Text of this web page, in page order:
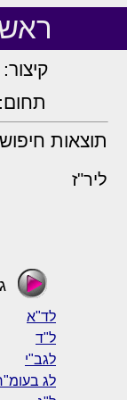
קיצור:
תחום:
תוצאות
ליר"ז
לד"א
ל"ד
לגב"י
לג